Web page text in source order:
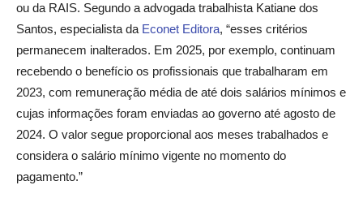
ou da RAIS. Segundo a advogada trabalhista Katiane dos
Santos, especialista da Econet Editora, “esses critérios
permanecem inalterados. Em 2025, por exemplo, continuam
recebendo o benefício os profissionais que trabalharam em
2023, com remuneração média de até dois salários mínimos e
cujas informações foram enviadas ao governo até agosto de
2024. O valor segue proporcional aos meses trabalhados e
considera o salário mínimo vigente no momento do
pagamento.”